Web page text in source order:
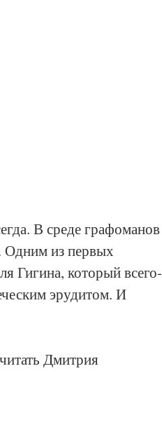
В среде графоманов
Одним из первых
Гигина, который всего-
эрудитом. И
Дмитрия